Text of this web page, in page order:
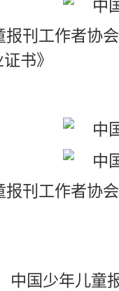
报刊工作者协
证书》
报刊工作者协
中国少年儿童